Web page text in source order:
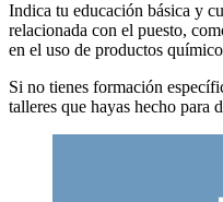
Indica tu educación básica y
relacionada con el puesto,
en el uso de productos
Si no tienes formación
talleres que hayas hecho para